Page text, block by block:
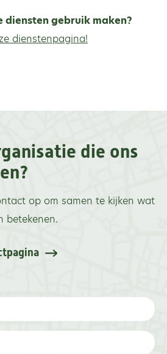
diensten gebruik maken?
dienstenpagina!
die ons
op om samen te kijken wat
betekenen.